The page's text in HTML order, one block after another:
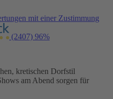
mit einer Zustimmung
(2407) 96%
kretischen Dorfstil
am Abend sorgen für